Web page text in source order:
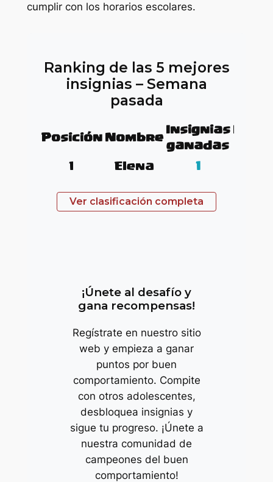
cumplir con los horarios escolares.
Ranking de las 5 mejores
insignias – Semana
pasada
Posición Nombre
Insignias
ganadas
1
Elena 1
Ver clasificación completa
¡Únete al desafío y
gana recompensas!
Regístrate en nuestro sitio
web y empieza a ganar
puntos por buen
comportamiento. Compite
con otros adolescentes,
desbloquea insignias y
sigue tu progreso. ¡Únete a
nuestra comunidad de
campeones del buen
comportamiento!